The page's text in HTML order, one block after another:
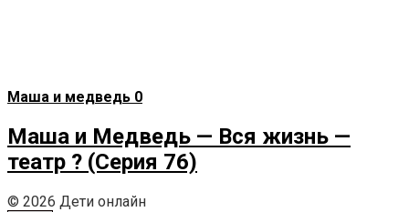
Маша и медведь 0
Маша и Медведь — Вся жизнь —
театр ? (Серия 76)
© 2026 Дети онлайн